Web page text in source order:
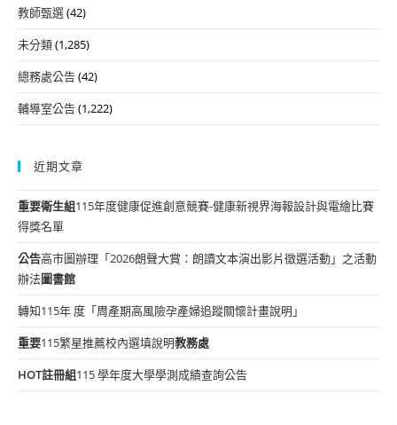
教師甄選(42)
未分類(1,285)
總務處公告(42)
輔導室公告(1,222)
近期文章
重要衛生組115年度健康促進創意競賽-健康新視界海報設計與電繪比賽
得獎名單
公告高市圖辦理「2026朗聲大賞：朗讀文本演出影片徵選活動」之活動
辦法圖書館
轉知115年 度「周產期高風險孕產婦追蹤關懷計畫說明」
重要115繁星推薦校內選填說明教務處
HOT註冊組115 學年度大學學測成績查詢公告